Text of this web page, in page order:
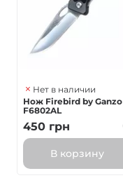
Нет в наличии
Нож Firebird by Ganzo
F6802AL
450 грн
В корзину